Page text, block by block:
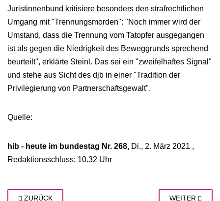
Juristinnenbund kritisiere besonders den strafrechtlichen
Umgang mit "Trennungsmorden": "Noch immer wird der
Umstand, dass die Trennung vom Tatopfer ausgegangen
ist als gegen die Niedrigkeit des Beweggrunds sprechend
beurteilt", erklärte Steinl. Das sei ein "zweifelhaftes Signal"
und stehe aus Sicht des djb in einer "Tradition der
Privilegierung von Partnerschaftsgewalt".
Quelle:
hib - heute im bundestag Nr. 268, Di., 2. März 2021 ,
Redaktionsschluss: 10.32 Uhr
ZURÜCK WEITER